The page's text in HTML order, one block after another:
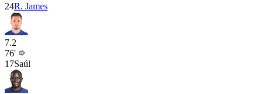
24R. James
7.2
76'
17Saúl